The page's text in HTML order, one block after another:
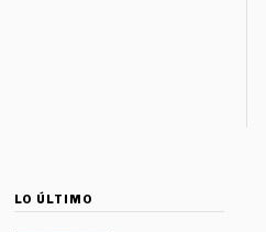
LO ÚLTIMO